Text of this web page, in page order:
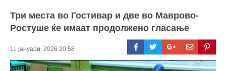
Три места во Гостивар и две во Маврово-
Ростуше ќе имаат продолжено гласање
11 јануари, 2026 20:58